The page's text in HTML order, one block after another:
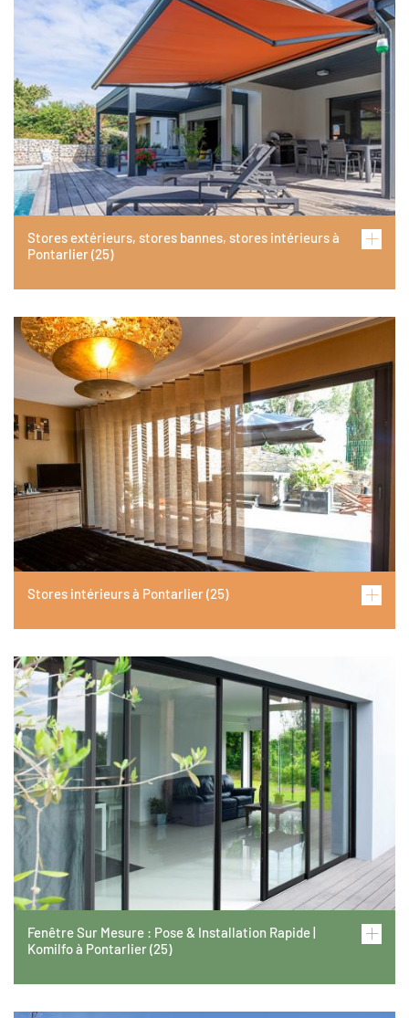
Stores extérieurs, stores bannes, stores intérieurs à
Pontarlier (25)
Image
Stores intérieurs à Pontarlier (25)
Image
Fenêtre Sur Mesure : Pose & Installation Rapide |
Komilfo à Pontarlier (25)